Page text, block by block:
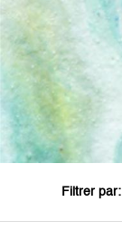
Filtrer par: